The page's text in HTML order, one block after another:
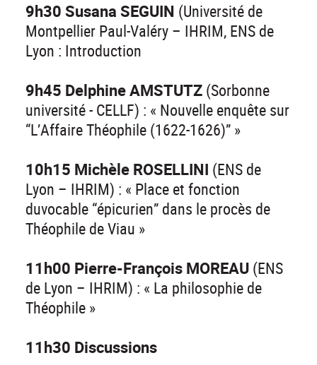
9h30 Susana SEGUIN (Université de
Montpellier Paul-Valéry – IHRIM, ENS de
Lyon : Introduction
9h45 Delphine AMSTUTZ (Sorbonne
université - CELLF) : « Nouvelle enquête sur
“L’Affaire Théophile (1622-1626)” »
10h15 Michèle ROSELLINI (ENS de
Lyon – IHRIM) : « Place et fonction
duvocable “épicurien” dans le procès de
Théophile de Viau »
11h00 Pierre-François MOREAU (ENS
de Lyon – IHRIM) : « La philosophie de
Théophile »
11h30 Discussions